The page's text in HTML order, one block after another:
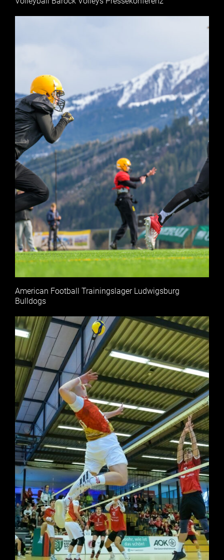
American Football Trainingslager Ludwigsburg
Bulldogs